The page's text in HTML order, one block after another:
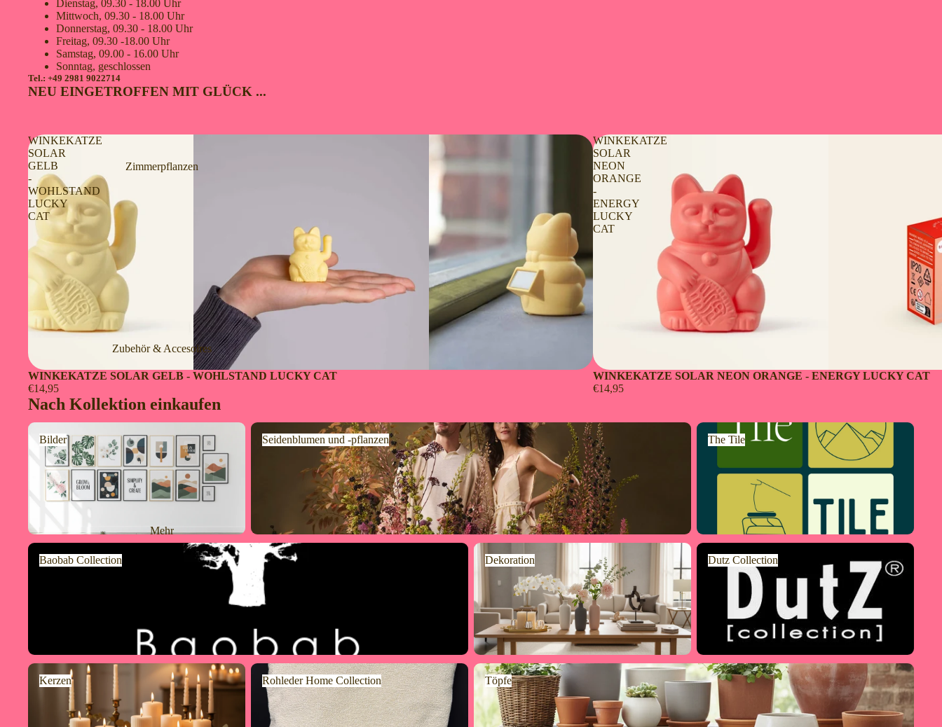
Zimmerpflanzen
Zubehör & Accesoires
Mehr
Dienstag, 09.30 - 18.00 Uhr
Mittwoch, 09.30 - 18.00 Uhr
Donnerstag, 09.30 - 18.00 Uhr
Freitag, 09.30 -18.00 Uhr
Samstag, 09.00 - 16.00 Uhr
Sonntag, geschlossen
Tel.: +49 2981 9022714
NEU EINGETROFFEN MIT GLÜCK ...
WINKEKATZE
SOLAR
GELB
-
WOHLSTAND
LUCKY
CAT
WINKEKATZE SOLAR GELB - WOHLSTAND LUCKY CAT
€14,95
WINKEKATZE
SOLAR
NEON
ORANGE
-
ENERGY
LUCKY
CAT
WINKEKATZE SOLAR NEON ORANGE - ENERGY LUCKY CAT
€14,95
Nach Kollektion einkaufen
Bilder
Bilder
Seidenblumen und -pflanzen
Seidenblumen und -pflanzen
The Tile
The Tile
Baobab Collection
Baobab Collection
Dekoration
Dekoration
Dutz Collection
Dutz Collection
Kerzen
Kerzen
Rohleder Home Collection
Rohleder Home Collection
Töpfe
Töpfe